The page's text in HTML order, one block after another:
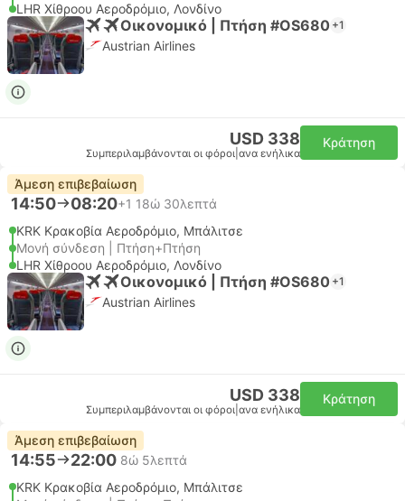
LHR Χίθροου Αεροδρόμιο, Λονδίνο
Οικονομικό | Πτήση #OS680 +1
Austrian Airlines
USD 338
Συμπεριλαμβάνονται οι φόροι ανα ενήλικα
Κράτηση
Άμεση επιβεβαίωση
14:50 08:20+1 18ώ 30λεπτά
KRK Κρακοβία Αεροδρόμιο, Μπάλιτσε
Μονή σύνδεση | Πτήση+Πτήση
LHR Χίθροου Αεροδρόμιο, Λονδίνο
Οικονομικό | Πτήση #OS680 +1
Austrian Airlines
USD 338
Συμπεριλαμβάνονται οι φόροι ανα ενήλικα
Κράτηση
Άμεση επιβεβαίωση
14:55 22:00 8ώ 5λεπτά
KRK Κρακοβία Αεροδρόμιο, Μπάλιτσε